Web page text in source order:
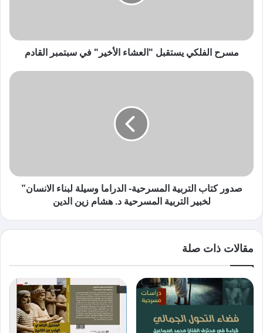
مسرح الفلكي يستقبل "العشاء الأخير" في سبتمبر القادم
صدور كتاب التربية المسرحية- الدراما وسيلة لبناء الانسان”
لخبير التربية المسرحية د. هشام زين الدين
مقالات ذات صلة